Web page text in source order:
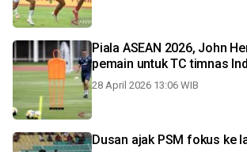
Piala ASEAN 2026, John
pemain untuk TC timnas
28 April 2026 13:06 WIB
Dusan ajak PSM fokus ke